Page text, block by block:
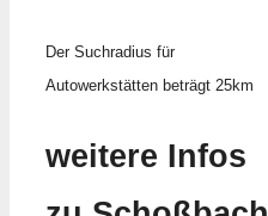
Der Suchradius für
Autowerkstätten beträgt 25km
weitere Infos